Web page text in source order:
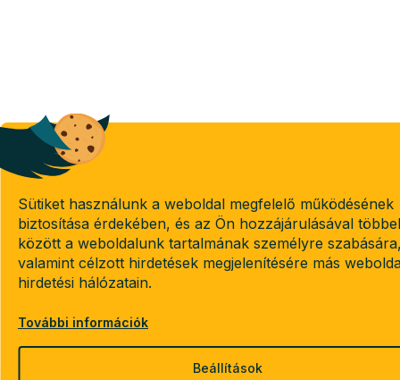
Sütiket használunk a weboldal megfelelő működésének
biztosítása érdekében, és az Ön hozzájárulásával
között a weboldalunk tartalmának személyre
valamint célzott hirdetések megjelenítésére más
hirdetési hálózatain.
További információk
Beállítások